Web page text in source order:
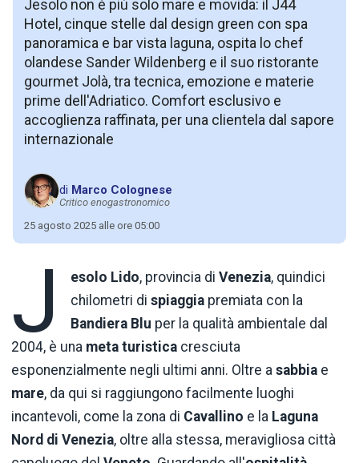
Jesolo non è più solo mare e movida: il J44
Hotel, cinque stelle dal design green con spa
panoramica e bar vista laguna, ospita lo chef
olandese Sander Wildenberg e il suo ristorante
gourmet Jolà, tra tecnica, emozione e materie
prime dell'Adriatico. Comfort esclusivo e
accoglienza raffinata, per una clientela dal sapore
internazionale
di Marco Colognese
Critico enogastronomico
25 agosto 2025 alle ore 05:00
J esolo Lido, provincia diVenezia, quindici
chilometri dispiaggia premiata con la
Bandiera Blu per la qualità ambientale dal
2004, è una meta turistica cresciuta
esponenzialmente negli ultimi anni. Oltre a sabbia e
mare, da qui si raggiungono facilmente luoghi
incantevoli, come la zona di Cavallino e la Laguna
Nord di Venezia, oltre alla stessa, meravigliosa città